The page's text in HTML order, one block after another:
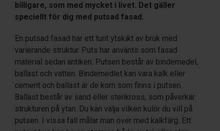
billigare, som med mycket i livet. Det gäller
speciellt för dig med putsad fasad.
En putsad fasad har ett tunt ytskikt av bruk med
varierande struktur. Puts har använts som fasad
material sedan antiken. Putsen består av bindemedel,
ballast och vatten. Bindemedlet kan vara kalk eller
cement och ballast är de korn som finns i putsen.
Ballast består av sand eller stenkross, som påverkar
strukturen på ytan. Du kan välja vilken kulör du vill på
putsen. I vissa fall målar man över med kalkfärg. Ett